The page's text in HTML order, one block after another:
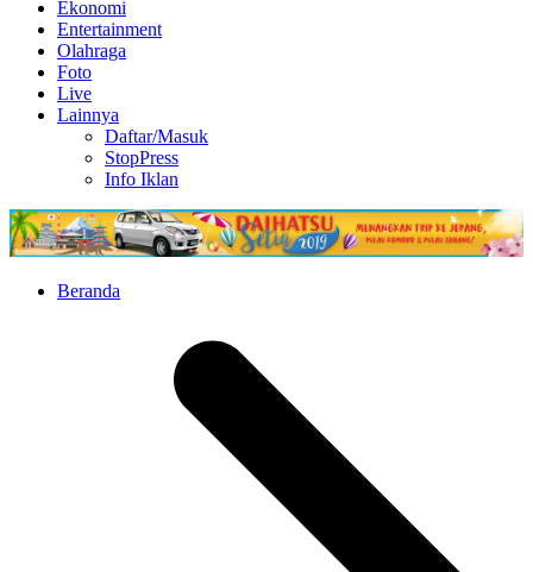
Ekonomi
Entertainment
Olahraga
Foto
Live
Lainnya
Daftar/Masuk
StopPress
Info Iklan
Beranda